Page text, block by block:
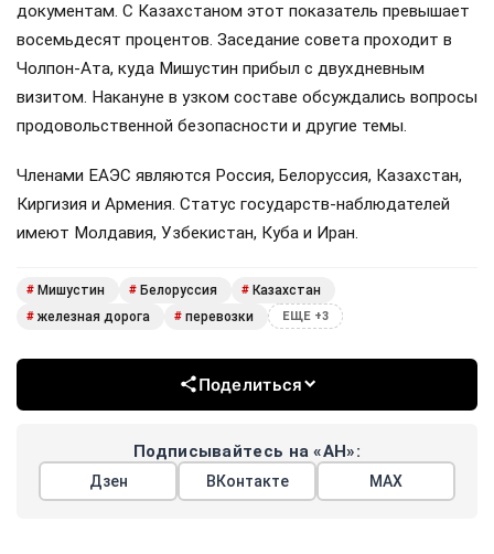
документам. С Казахстаном этот показатель превышает
восемьдесят процентов. Заседание совета проходит в
Чолпон-Ата, куда Мишустин прибыл с двухдневным
визитом. Накануне в узком составе обсуждались вопросы
продовольственной безопасности и другие темы.
Членами ЕАЭС являются Россия, Белоруссия, Казахстан,
Киргизия и Армения. Статус государств-наблюдателей
имеют Молдавия, Узбекистан, Куба и Иран.
# Мишустин # Белоруссия # Казахстан
# железная дорога # перевозки ЕЩЕ +3
Поделиться
Подписывайтесь на «АН»:
Дзен ВКонтакте МАХ